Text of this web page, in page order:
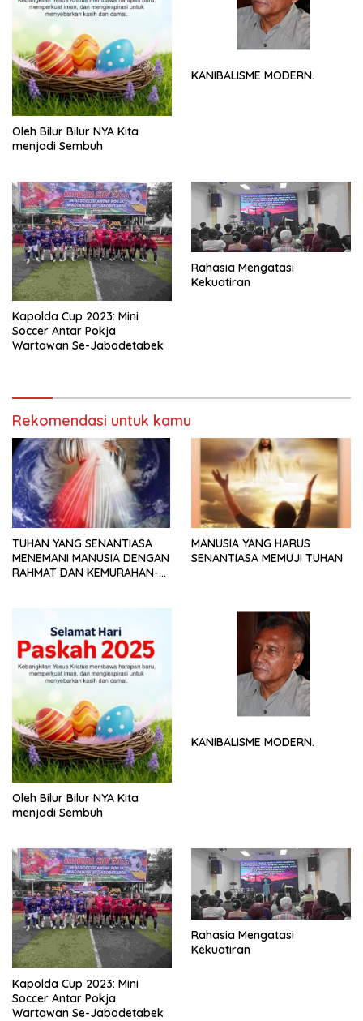
Oleh Bilur Bilur NYA Kita
menjadi Sembuh
KANIBALISME MODERN.
Kapolda Cup 2023: Mini
Soccer Antar Pokja
Wartawan Se-Jabodetabek
Rahasia Mengatasi
Kekuatiran
Rekomendasi untuk kamu
TUHAN YANG SENANTIASA
MENEMANI MANUSIA DENGAN
RAHMAT DAN KEMURAHAN-
MANUSIA YANG HARUS
SENANTIASA MEMUJI TUHAN
Oleh Bilur Bilur NYA Kita
menjadi Sembuh
KANIBALISME MODERN.
Kapolda Cup 2023: Mini
Soccer Antar Pokja
Wartawan Se-Jabodetabek
Rahasia Mengatasi
Kekuatiran